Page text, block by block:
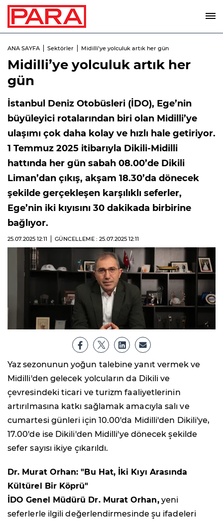
ANA SAYFA Sektörler Midilli’ye yolculuk artık her gün
Midilli’ye yolculuk artık her
gün
İstanbul Deniz Otobüsleri (İDO), Ege’nin
büyüleyici rotalarından biri olan Midilli’ye
ulaşımı çok daha kolay ve hızlı hale getiriyor.
1 Temmuz 2025 itibarıyla Dikili-Midilli
hattında her gün sabah 08.00’de Dikili
Liman’dan çıkış, akşam 18.30’da dönecek
şekilde gerçekleşen karşılıklı seferler,
Ege’nin iki kıyısını 30 dakikada birbirine
bağlıyor.
25.07.2025 12:11 GÜNCELLEME : 25.07.2025 12:11
Yaz sezonunun yoğun talebine yanıt vermek ve
Midilli'den gelecek yolcuların da Dikili ve
çevresindeki ticari ve turizm faaliyetlerinin
artırılmasına katkı sağlamak amacıyla salı ve
cumartesi günleri için 10.00'da Midilli'den Dikili'ye,
17.00'de ise Dikili'den Midilli'ye dönecek şekilde
sefer sayısı ikiye çıkarıldı.
Dr. Murat Orhan: "Bu Hat, İki Kıyı Arasında
Kültürel Bir Köprü"
İDO Genel Müdürü Dr. Murat Orhan,yeni
seferlerle ilgili değerlendirmesinde şu ifadeleri